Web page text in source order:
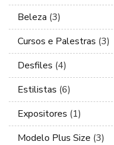
Beleza (3)
Cursos e Palestras (3)
Desfiles (4)
Estilistas (6)
Expositores (1)
Modelo Plus Size (3)